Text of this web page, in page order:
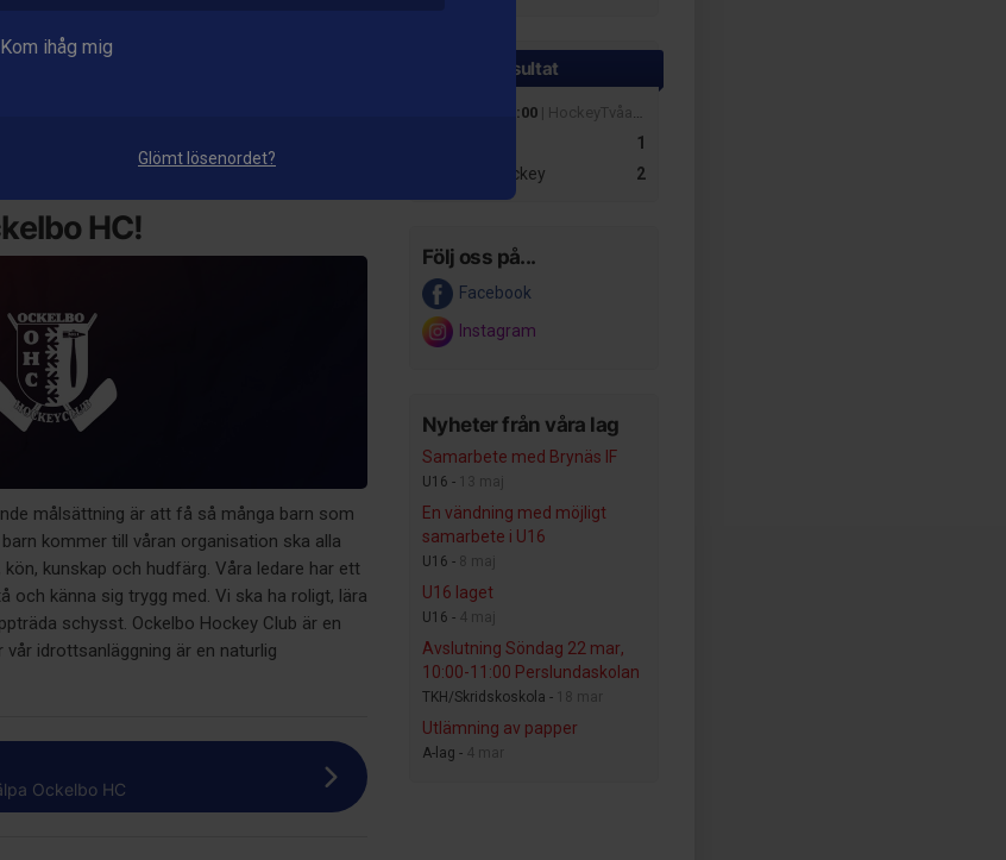
Kom ihåg mig
Glömt lösenordet?
Senaste resultat
Fre 20 feb 19:00 | HockeyTvåan Herr Region Väst A
1
2
Alfta Hockey
Följ oss på...
Facebook
Instagram
Nyheter från våra lag
Samarbete med Brynäs IF
U16 - 13 maj
En vändning med möjligt
samarbete i U16
U16 - 8 maj
U16 laget
U16 - 4 maj
Avslutning Söndag 22 mar,
10:00-11:00 Perslundaskolan
TKH/Skridskoskola - 18 mar
Utlämning av papper
A-lag - 4 mar
HC
HC!
målsättning är att få så många barn som
kommer till våran organisation ska alla
kunskap och hudfärg. Våra ledare har ett
och känna sig trygg med. Vi ska ha roligt, lära
schysst. Ockelbo Hockey Club är en
idrottsanläggning är en naturlig
Ockelbo HC